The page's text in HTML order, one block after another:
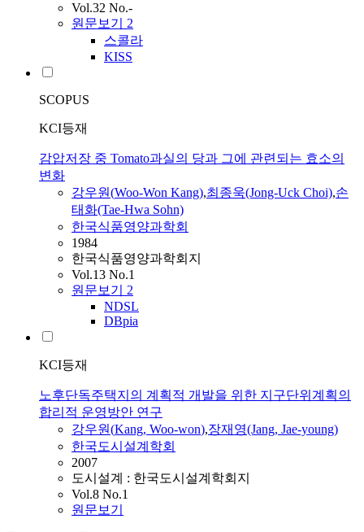
Vol.32 No.-
원문보기 2
스콜라
KISS
SCOPUS
KCI등재
감압저장 중 Tomato과실의 당과 그에 관련되는 효소의
변화
강우원(Woo-Won Kang),최종욱(Jong-Uck Choi),손
태화(Tae-Hwa Sohn)
한국식품영양과학회
1984
한국식품영양과학회지
Vol.13 No.1
원문보기 2
NDSL
DBpia
KCI등재
노후단독주택지의 계획적 개발을 위한 지구단위계획의
합리적 운영방안 연구
강우원(Kang, Woo-won),장재영(Jang, Jae-young)
한국도시설계학회
2007
도시설계 : 한국도시설계학회지
Vol.8 No.1
원문보기